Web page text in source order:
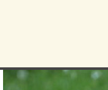
Asociación